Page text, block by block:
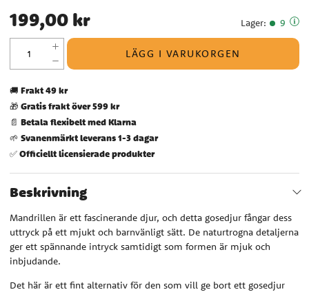
Pris:199,00 kr
199,00 kr Lager: 9
LÄGG I VARUKORGEN
🚚 Frakt 49 kr
🎁 Gratis frakt över 599 kr
📄 Betala flexibelt med Klarna
🌱 Svanenmärkt leverans 1-3 dagar
✅Officiellt licensierade produkter
Beskrivning
Mandrillen är ett fascinerande djur, och detta gosedjur fångar dess
uttryck på ett mjukt och barnvänligt sätt. De naturtrogna detaljerna
ger ett spännande intryck samtidigt som formen är mjuk och
inbjudande.
Det här är ett fint alternativ för den som vill ge bort ett gosedjur